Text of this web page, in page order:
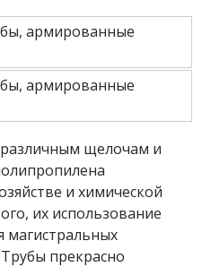
различным щелочам и
и химической
их использование
магистральных
прекрасно